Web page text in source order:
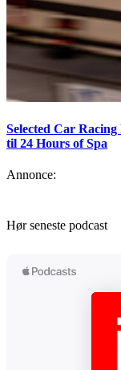
Selected Car
til 24 Hours of Spa
Annonce:
Hør seneste podcast